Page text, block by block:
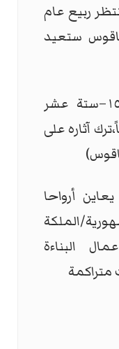
ربيع عام
ستعيد
الانفجار الأخير ١٥/١٠/٢٠١٨–ستة عشر
آثاره على
أرواحا
الملكة
البناءة